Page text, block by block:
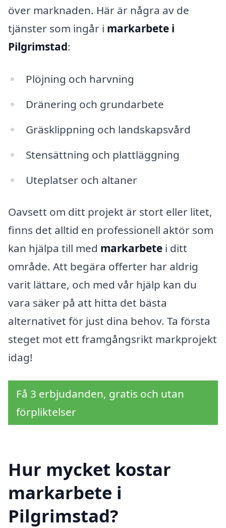
över marknaden. Här är några av de
tjänster som ingår i markarbete i
Pilgrimstad:
Plöjning och harvning
Dränering och grundarbete
Gräsklippning och landskapsvård
Stensättning och plattläggning
Uteplatser och altaner
Oavsett om ditt projekt är stort eller litet,
finns det alltid en professionell aktör som
kan hjälpa till med markarbete i ditt
område. Att begära offerter har aldrig
varit lättare, och med vår hjälp kan du
vara säker på att hitta det bästa
alternativet för just dina behov. Ta första
steget mot ett framgångsrikt markprojekt
idag!
Få 3 erbjudanden, gratis och utan
förpliktelser
Hur mycket kostar
markarbete i
Pilgrimstad?